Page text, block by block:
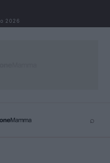
2026
⌕